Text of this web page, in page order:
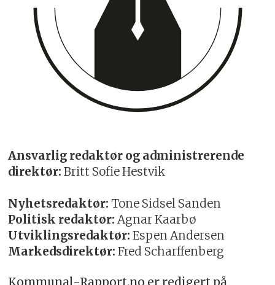
Ansvarlig redaktør og administrerende
direktør: Britt Sofie Hestvik
Nyhetsredaktør: Tone Sidsel Sanden
Politisk redaktør: Agnar Kaarbø
Utviklingsredaktør: Espen Andersen
Markedsdirektør: Fred Scharffenberg
Kommunal-Rapport.no er redigert på